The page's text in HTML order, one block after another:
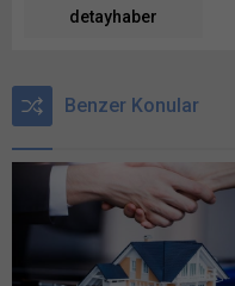
detayhaber
Benzer Konular